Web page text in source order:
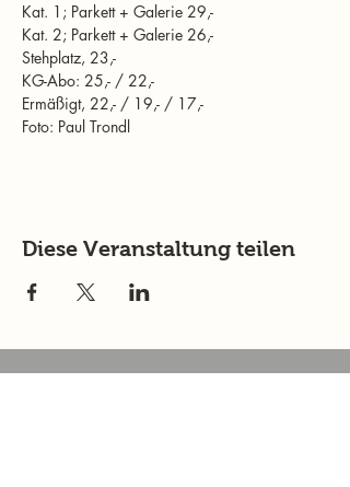
Kat. 1; Parkett + Galerie 29,-
Kat. 2; Parkett + Galerie 26,-
Stehplatz, 23,-
KG-Abo: 25,- / 22,-
Ermäßigt, 22,- / 19,- / 17,-
Foto: Paul Trondl
Diese Veranstaltung teilen